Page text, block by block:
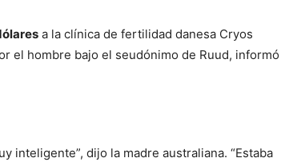
a la clínica de fertilidad danesa Cryos
el hombre bajo el seudónimo de Ruud, informó
inteligente”, dijo la madre australiana. “Estaba